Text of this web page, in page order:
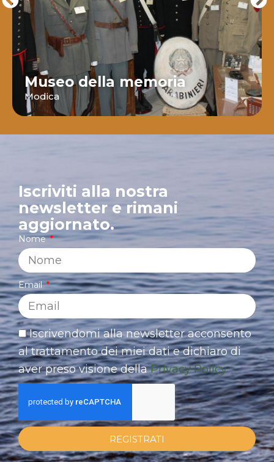
Museo della memoria
Modica
Iscriviti alla nostra
newsletter e rimani
aggiornato.
Nome
Email
Iscrivendomi alla newsletter acconsento
al trattamento dei miei dati e dichiaro di
aver preso visione dellaPrivacy Policy
REGISTRATI